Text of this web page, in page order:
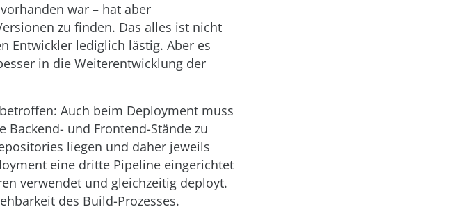
war – hat aber
zu finden. Das alles ist nicht
Entwickler lediglich lästig. Aber es
in die Weiterentwicklung der
Auch beim Deployment muss
und Frontend-Stände zu
liegen und daher jeweils
eine dritte Pipeline eingerichtet
verwendet und gleichzeitig deployt.
des Build-Prozesses.